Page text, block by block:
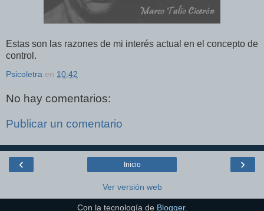
Estas son las razones de mi interés actual en el concepto de
control.
Psicoletra en 10:42
No hay comentarios:
Publicar un comentario
‹ ›
Inicio
Ver versión web
Con la tecnología de Blogger.